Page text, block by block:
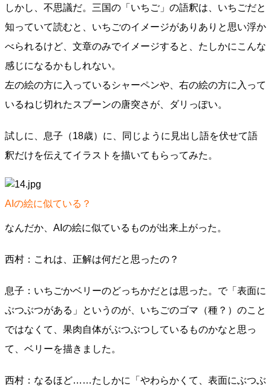
しかし、不思議だ。三国の「いちご」の語釈は、いちごだと
知っていて読むと、いちごのイメージがありありと思い浮か
べられるけど、文章のみでイメージすると、たしかにこんな
感じになるかもしれない。
左の絵の方に入っているシャーペンや、右の絵の方に入って
いるねじ切れたスプーンの唐突さが、ダリっぽい。
試しに、息子（18歳）に、同じように見出し語を伏せて語
釈だけを伝えてイラストを描いてもらってみた。
AIの絵に似ている？
なんだか、AIの絵に似ているものが出来上がった。
西村：これは、正解は何だと思ったの？
息子：いちごかベリーのどっちかだとは思った。で「表面に
ぶつぶつがある」というのが、いちごのゴマ（種？）のこと
ではなくて、果肉自体がぶつぶつしているものかなと思っ
て、ベリーを描きました。
西村：なるほど……たしかに「やわらかくて、表面にぶつぶ